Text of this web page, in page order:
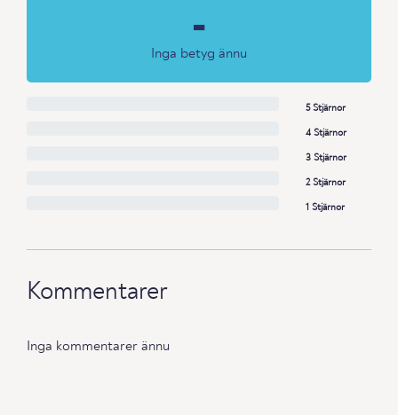
-
Inga betyg ännu
5 Stjärnor
4 Stjärnor
3 Stjärnor
2 Stjärnor
1 Stjärnor
Kommentarer
Inga kommentarer ännu